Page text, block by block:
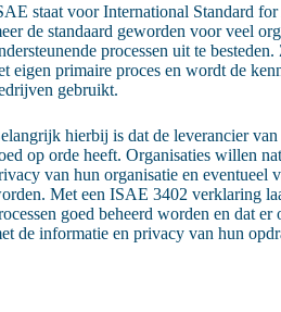
staat voor International Standard
de standaard geworden voor veel
processen uit te
eigen primaire proces en wordt de
gebruikt.
hierbij is dat de leverancier
op orde heeft. Organisaties willen
van hun organisatie en eventueel
Met een ISAE 3402 verklaring
goed beheerd worden en dat
de informatie en privacy van hun